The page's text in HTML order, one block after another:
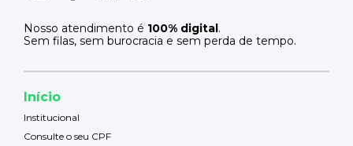
Nosso atendimento é 100% digital.
Sem filas, sem burocracia e sem perda de tempo.
Início
Institucional
Consulte o seu CPF